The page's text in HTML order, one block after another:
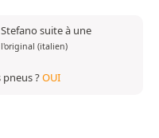
suite à une
(italien)
pneus ?OUI